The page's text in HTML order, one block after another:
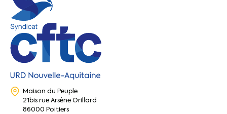
Maison du Peuple
21bis rue Arsène Orillard
86000 Poitiers